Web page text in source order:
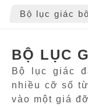
Bộ lục giác
BỘ LỤC
Bộ lục giác
nhiều cỡ số
vào một giá